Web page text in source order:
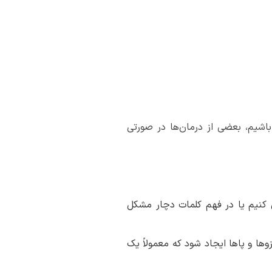
بعضی از درمان‌ها در صورتی
یا در فهم کلمات دچار مشکل
و پاها ایجاد شود که معمولاً یک